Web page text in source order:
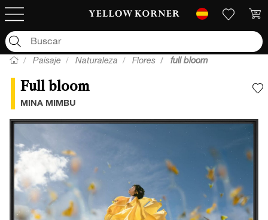
Paisaje Naturaleza Flores full bloom
Full bloom
MINA MIMBU